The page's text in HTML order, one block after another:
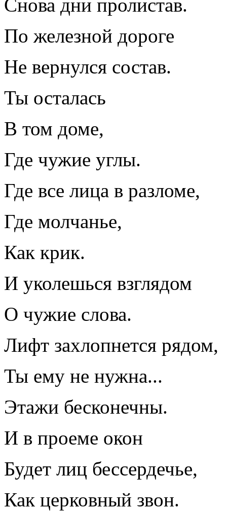
Снова дни пролистав.
По железной дороге
Не вернулся состав.
Ты осталась
В том доме,
Где чужие углы.
Где все лица в разломе,
Где молчанье,
Как крик.
И уколешься взглядом
О чужие слова.
Лифт захлопнется рядом,
Ты ему не нужна...
Этажи бесконечны.
И в проеме окон
Будет лиц бессердечье,
Как церковный звон.